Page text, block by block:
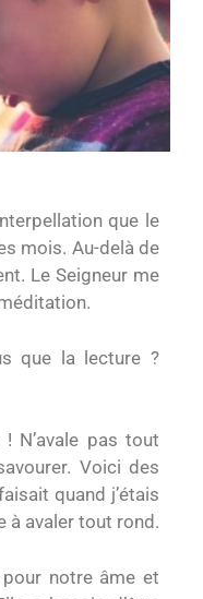
que le
mois. Au-delà de
Le Seigneur me
que la lecture ?
N’avale pas tout
Voici des
quand j’étais
à avaler tout rond.
notre âme et